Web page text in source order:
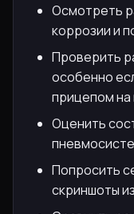
Осмотреть
коррозии и
Проверить
особенно
прицепом на
Оценить
Попросить
скриншоты